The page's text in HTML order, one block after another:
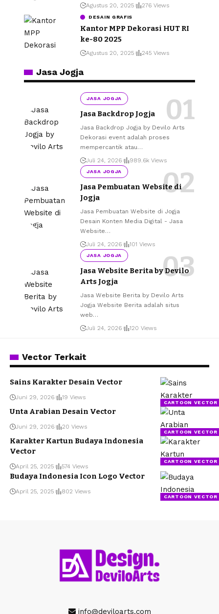
Agustus 20, 2025 276 Views
DESAIN GRAFIS
Kantor MPP Dekorasi HUT RI
ke-80 2025
Agustus 20, 2025 245 Views
Jasa Jogja
JASA JOGJA
Jasa Backdrop Jogja
Jasa Backdrop Jogja by Devilo Arts
Dekorasi event adalah proses
mempercantik atau…
Juli 24, 2026
989.6k Views
JASA JOGJA
Jasa Pembuatan Website di
Jogja
Jasa Pembuatan Website di Jogja
Desain Konten Media Digital - Jasa
Website…
Juli 24, 2026
101 Views
JASA JOGJA
Jasa Website Berita by Devilo
Arts Jogja
Jasa Website Berita by Devilo Arts
Jogja Website Berita adalah situs
web…
Juli 24, 2026
120 Views
Vector Terkait
CARTOON VECTOR
Sains Karakter Desain Vector
Juni 29, 2026 19 Views
CARTOON VECTOR
Unta Arabian Desain Vector
Juni 29, 2026 20 Views
CARTOON VECTOR
Karakter Kartun Budaya Indonesia
Vector
April 25, 2025 574 Views
CARTOON VECTOR
Budaya Indonesia Icon Logo Vector
April 25, 2025 802 Views
info@deviloarts.com